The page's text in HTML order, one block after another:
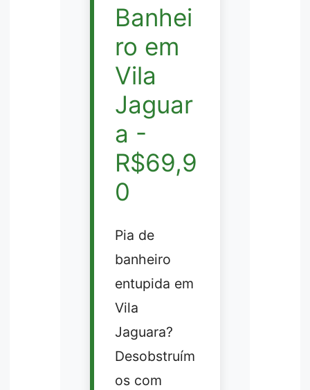
Banhei
ro em
Vila
Jaguar
a -
R$69,9
0
Pia de
banheiro
entupida em
Vila
Jaguara?
Desobstruím
os com